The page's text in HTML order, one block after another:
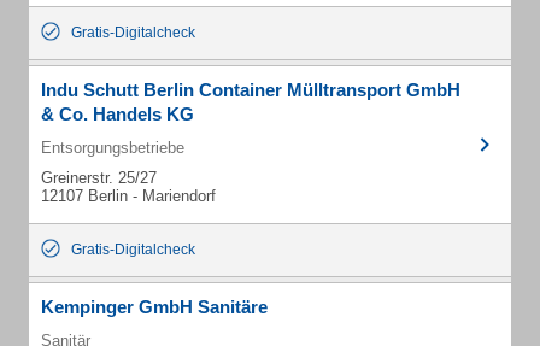
Gratis-Digitalcheck
Indu Schutt Berlin Container Mülltransport GmbH
& Co. Handels KG
Entsorgungsbetriebe
Greinerstr. 25/27
12107 Berlin - Mariendorf
Gratis-Digitalcheck
Kempinger GmbH Sanitäre
Sanitär